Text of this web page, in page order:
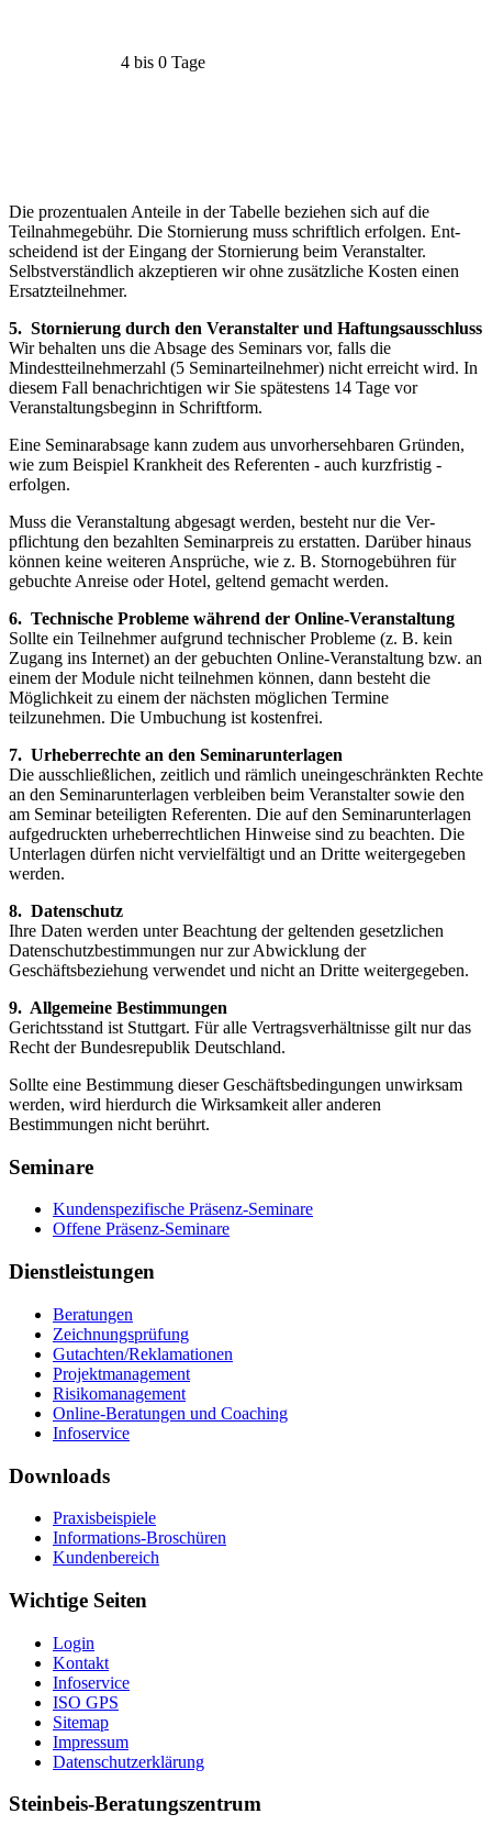
4 bis 0 Tage
Die prozentualen Anteile in der Tabelle beziehen sich auf die
Teilnahmegebühr. Die Stornierung muss schriftlich erfolgen. Ent­
scheidend ist der Eingang der Stornierung beim Veranstalter.
Selbstverständ­lich akzeptieren wir ohne zusätzliche Kosten einen
Ersatzteilnehmer.
5. Stornierung durch den Veranstalter und Haftungsausschluss
Wir behalten uns die Absage des Seminars vor, falls die
Mindestteilnehmerzahl (5 Seminarteilnehmer) nicht erreicht wird. In
diesem Fall benachrichtigen wir Sie spätestens 14 Tage vor
Veranstaltungsbeginn in Schriftform.
Eine Seminarabsage kann zudem aus unvorhersehbaren Gründen,
wie zum Beispiel Krankheit des Referenten - auch kurz­fristig -
erfolgen.
Muss die Veranstaltung abgesagt werden, besteht nur die Ver­
pflichtung den bezahlten Seminarpreis zu erstat­ten. Darüber hin­aus
können keine weiteren Ansprüche, wie z. B. Stornoge­bühren für
gebuchte Anreise oder Hotel, geltend gemacht wer­den.
6. Technische Probleme während der Online-Veranstaltung
Sollte ein Teilnehmer aufgrund technischer Probleme (z. B. kein
Zugang ins Internet) an der gebuchten Online-Veranstaltung bzw. an
einem der Module nicht teilnehmen können, dann besteht die
Möglichkeit zu einem der nächsten möglichen Termine
teilzunehmen. Die Umbuchung ist kostenfrei.
7. Urheberrechte an den Seminarunterlagen
Die ausschließlichen, zeitlich und rämlich uneingeschränkten Rechte
an den Seminarunterlagen verbleiben beim Veranstalter sowie den
am Seminar beteiligten Referenten. Die auf den Seminarun­terlagen
aufgedruckten urheberrechtlichen Hinweise sind zu beach­ten. Die
Unterlagen dürfen nicht vervielfältigt und an Dritte weitergegeben
werden.
8. Datenschutz
Ihre Daten werden unter Beachtung der geltenden gesetzlichen
Datenschutzbestimmungen nur zur Abwicklung der
Geschäftsbeziehung verwendet und nicht an Dritte weitergegeben.
9. Allgemeine Bestimmungen
Gerichtsstand ist Stuttgart. Für alle Vertragsverhältnisse gilt nur das
Recht der Bundesrepublik Deutschland.
Sollte eine Bestimmung dieser Geschäftsbedingungen unwirksam
werden, wird hierdurch die Wirksamkeit aller anderen
Bestimmungen nicht berührt.
Seminare
Kundenspezifische Präsenz-Seminare
Offene Präsenz-Seminare
Dienstleistungen
Beratungen
Zeichnungsprüfung
Gutachten/Reklamationen
Projektmanagement
Risikomanagement
Online-Beratungen und Coaching
Infoservice
Downloads
Praxisbeispiele
Informations-Broschüren
Kundenbereich
Wichtige Seiten
Login
Kontakt
Infoservice
ISO GPS
Sitemap
Impressum
Datenschutzerklärung
Steinbeis-Beratungszentrum